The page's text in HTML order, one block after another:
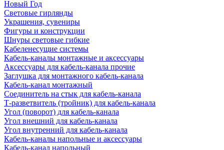
Новый Год
Световые гирлянды
Украшения, сувениры
Фигуры и конструкции
Шнуры световые гибкие
Кабеленесущие системы
Кабель-каналы монтажные и аксессуары
Аксессуары для кабель-канала прочие
Заглушка для монтажного кабель-канала
Кабель-канал монтажный
Соединитель на стык для кабель-канала
Т-разветвитель (тройник) для кабель-канала
Угол (поворот) для кабель-канала
Угол внешний для кабель-канала
Угол внутренний для кабель-канала
Кабель-каналы напольные и аксессуары
Кабель-канал напольный